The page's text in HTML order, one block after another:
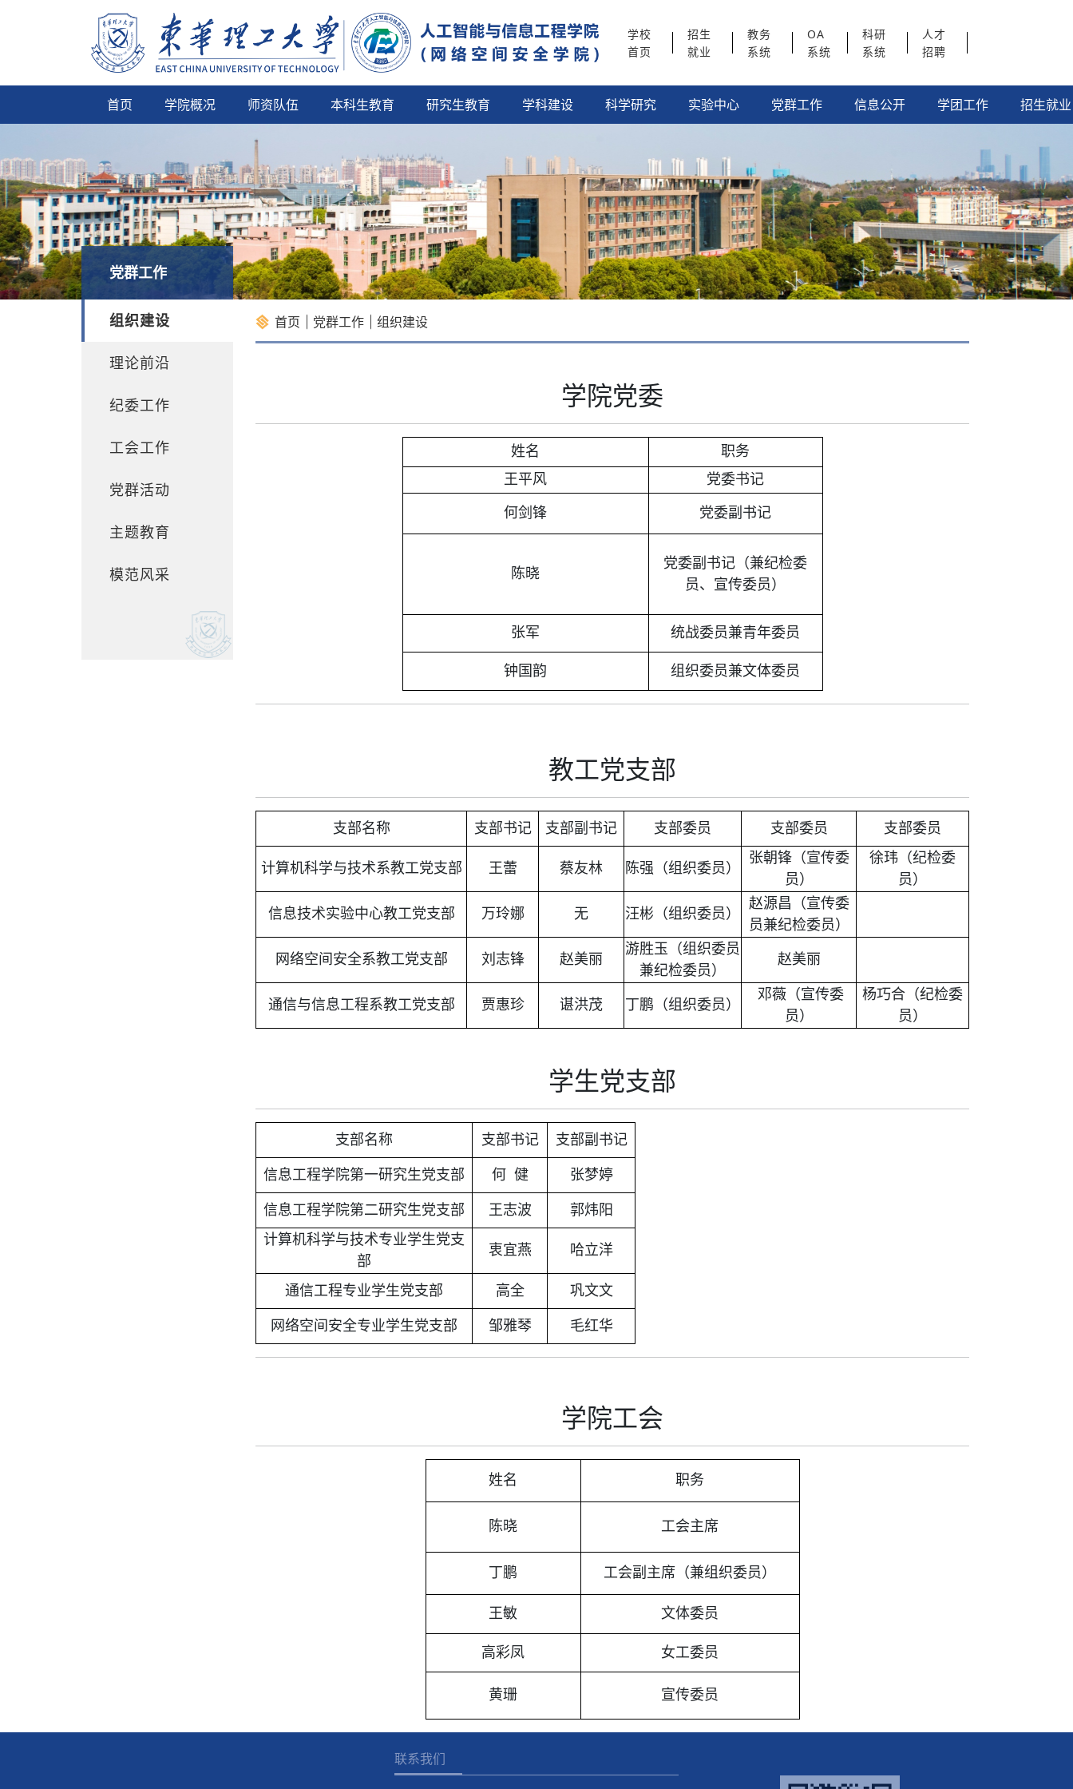
学校
首页
招生
就业
教务
系统
OA
系统
科研
系统
人才
招聘
首页 学院概况 师资队伍 本科生教育 研究生教育 学科建设 科学研究 实验中心 党群工作 信息公开 学团工作 招生就业
党群工作
组织建设
理论前沿
纪委工作
工会工作
党群活动
主题教育
模范风采
首页 党群工作 组织建设
学院党委
姓名
职务
王平风
党委书记
何剑锋 党委副书记
陈晓
党委副书记（兼纪检委
员、宣传委员）
张军 统战委员兼青年委员
钟国韵 组织委员兼文体委员
教工党支部
支部名称 支部书记 支部副书记 支部委员 支部委员 支部委员
计算机科学与技术系教工党支部 王蕾 蔡友林 陈强（组织委员）
张朝锋（宣传委
员）
徐玮（纪检委
员）
信息技术实验中心教工党支部 万玲娜 无 汪彬（组织委员）
赵源昌（宣传委
员兼纪检委员）
网络空间安全系教工党支部 刘志锋 赵美丽
游胜玉（组织委员
兼纪检委员）
赵美丽
通信与信息工程系教工党支部 贾惠珍 谌洪茂 丁鹏（组织委员）
邓薇（宣传委
员）
杨巧合（纪检委
员）
学生党支部
支部名称 支部书记 支部副书记
信息工程学院第一研究生党支部 何 健 张梦婷
信息工程学院第二研究生党支部 王志波
郭炜阳
计算机科学与技术专业学生党支
部
衷宜燕 哈立洋
通信工程专业学生党支部 高全 巩文文
网络空间安全专业学生党支部 邹雅琴 毛红华
学院工会
姓名 职务
陈晓 工会主席
丁鹏 工会副主席（兼组织委员）
王敏 文体委员
高彩凤 女工委员
黄珊 宣传委员
联系我们